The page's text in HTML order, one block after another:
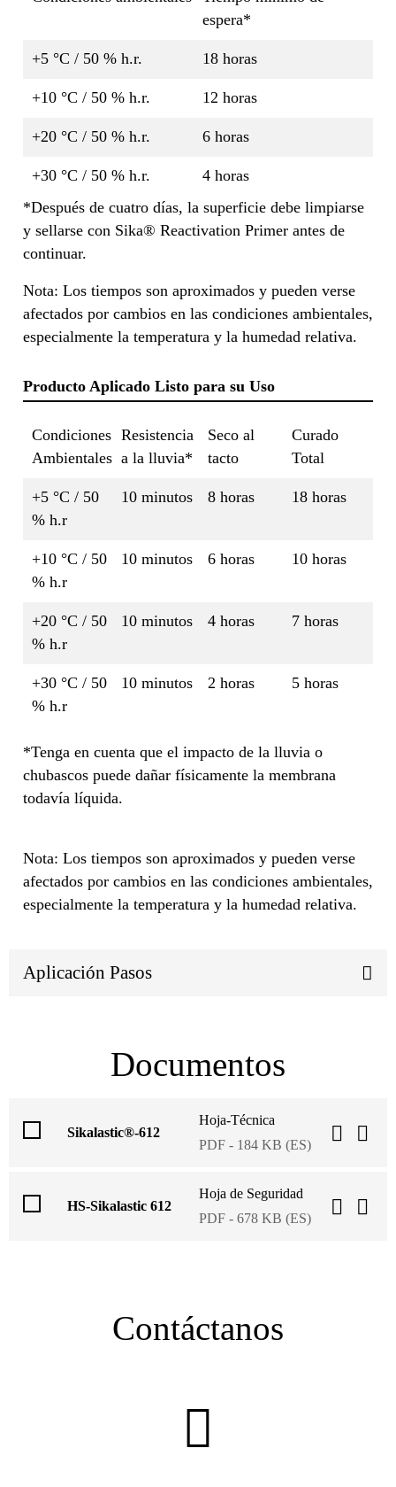
espera*
+5 °C / 50 % h.r. 18 horas
+10 °C / 50 % h.r. 12 horas
+20 °C / 50 % h.r. 6 horas
+30 °C / 50 % h.r.
4 horas
*Después de cuatro días, la superficie debe limpiarse
y sellarse con Sika® Reactivation Primer antes de
continuar.
Nota: Los tiempos son aproximados y pueden verse
afectados por cambios en las condiciones ambientales,
especialmente la temperatura y la humedad relativa.
Producto Aplicado Listo para su Uso
Condiciones
Ambientales
Resistencia
a la lluvia*
Seco al
tacto
Curado
Total
+5 °C / 50
% h.r
10 minutos 8 horas 18 horas
+10 °C / 50
% h.r
10 minutos 6 horas 10 horas
+20 °C / 50
% h.r
10 minutos 4 horas 7 horas
+30 °C / 50
% h.r
10 minutos 2 horas 5 horas
*Tenga en cuenta que el impacto de la lluvia o
chubascos puede dañar físicamente la membrana
todavía líquida.
Nota: Los tiempos son aproximados y pueden verse
afectados por cambios en las condiciones ambientales,
especialmente la temperatura y la humedad relativa.
Aplicación Pasos
Documentos
Sikalastic®-612
Hoja-Técnica
PDF - 184 KB (ES)
HS-Sikalastic 612
Hoja de Seguridad
PDF - 678 KB (ES)
Contáctanos